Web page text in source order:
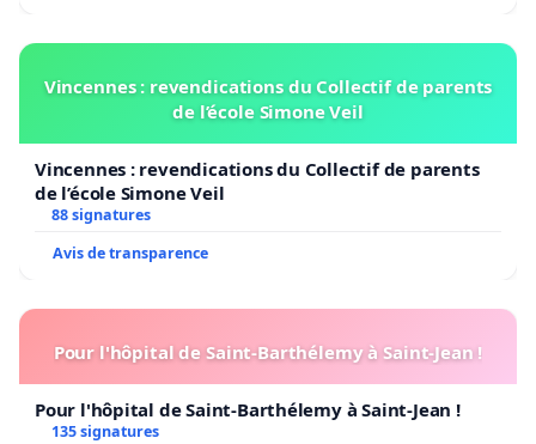
Vincennes : revendications du Collectif de parents
de l’école Simone Veil
Vincennes : revendications du Collectif de parents
de l’école Simone Veil
88 signatures
Avis de transparence
Pour l'hôpital de Saint-Barthélemy à Saint-Jean !
Pour l'hôpital de Saint-Barthélemy à Saint-Jean !
135 signatures